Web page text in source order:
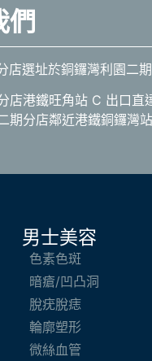
們
店選址於銅鑼灣利園二
店港鐵旺角站 C 出口直
期分店鄰近港鐵銅鑼灣
男士美容
色素色斑
暗瘡/凹凸洞
脫疣脫痣
輪廓塑形
微絲血管